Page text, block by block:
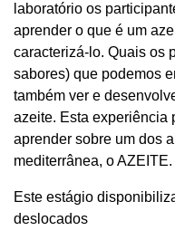
laboratório os
aprender o que é um
caracterizá-lo. Quais os
sabores) que podemos
também ver e
azeite. Esta experiência
aprender sobre um dos
mediterrânea, o AZEITE.
Este estágio
deslocados